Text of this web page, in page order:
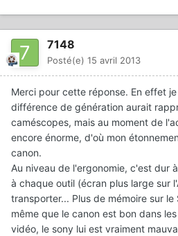
7148
Posté(e) 15 avril 2013
Merci pour cette réponse. En effet
différence de génération aurait
caméscopes, mais au moment de
encore énorme, d'où mon
canon.
Au niveau de l'ergonomie, c'est dur
à chaque outil (écran plus large sur
transporter... Plus de mémoire sur le
même que le canon est bon dans
vidéo, le sony lui est vraiment